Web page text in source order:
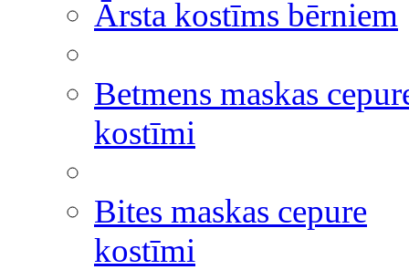
Ārsta kostīms bērniem
Betmens maskas
kostīmi
Bites maskas cepure
kostīmi